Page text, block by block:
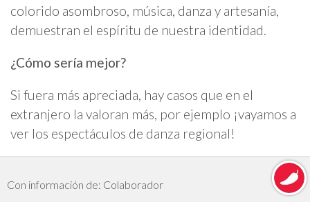
colorido asombroso, música, danza y artesanía,
demuestran el espíritu de nuestra identidad.
¿Cómo sería mejor?
Si fuera más apreciada, hay casos que en el
extranjero la valoran más, por ejemplo ¡vayamos a
ver los espectáculos de danza regional!
Con información de: Colaborador